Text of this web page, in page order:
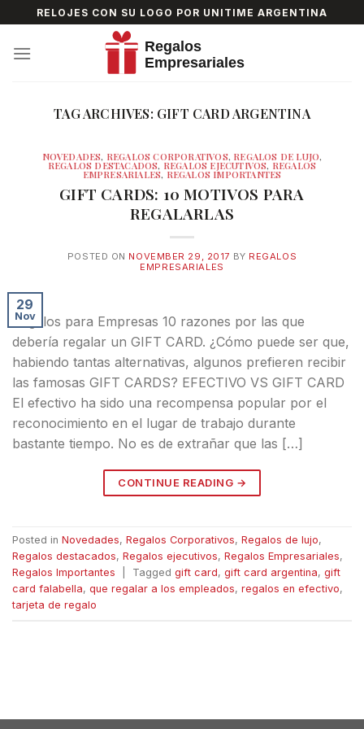
to
content
RELOJES CON SU LOGO POR UNITIME ARGENTINA
TAG ARCHIVES: GIFT CARD ARGENTINA
NOVEDADES, REGALOS CORPORATIVOS, REGALOS DE LUJO,
REGALOS DESTACADOS, REGALOS EJECUTIVOS, REGALOS
EMPRESARIALES, REGALOS IMPORTANTES
GIFT CARDS: 10 MOTIVOS PARA
REGALARLAS
POSTED ON NOVEMBER 29, 2017 BY REGALOS
EMPRESARIALES
29
Nov
Regalos para Empresas 10 razones por las que
debería regalar un GIFT CARD. ¿Cómo puede ser que,
habiendo tantas alternativas, algunos prefieren recibir
las famosas GIFT CARDS? EFECTIVO VS GIFT CARD
El efectivo ha sido una recompensa popular por el
reconocimiento en el lugar de trabajo durante
bastante tiempo. No es de extrañar que las […]
CONTINUE READING →
Posted in Novedades, Regalos Corporativos, Regalos de lujo,
Regalos destacados, Regalos ejecutivos, Regalos Empresariales,
Regalos Importantes
Tagged gift card, gift card argentina, gift
card falabella, que regalar a los empleados, regalos en efectivo,
tarjeta de regalo